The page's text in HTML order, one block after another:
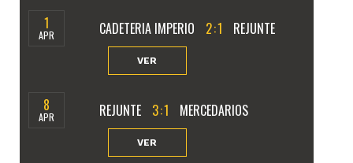
1
APR CADETERIA IMPERIO 2:1 REJUNTE
VER
8
APR REJUNTE 3:1 MERCEDARIOS
VER